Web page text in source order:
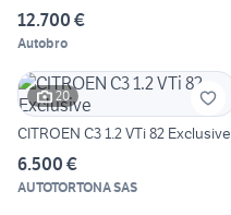
12.700 €
Autobro
20
CITROEN C3 1.2 VTi 82 Exclusive
6.500 €
AUTOTORTONA SAS